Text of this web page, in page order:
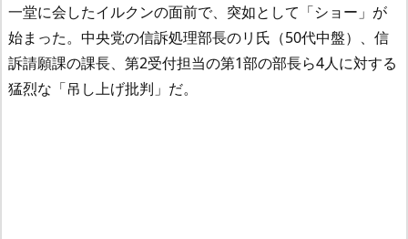
一堂に会したイルクンの面前で、突如として「ショー」が
始まった。中央党の信訴処理部長のリ氏（50代中盤）、信
訴請願課の課長、第2受付担当の第1部の部長ら4人に対する
猛烈な「吊し上げ批判」だ。